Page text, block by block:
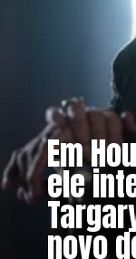
Em
ele
novo